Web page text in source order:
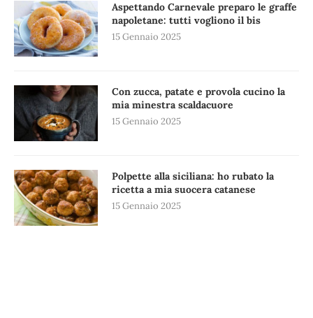
Aspettando Carnevale preparo le graffe
napoletane: tutti vogliono il bis
15 Gennaio 2025
Con zucca, patate e provola cucino la
mia minestra scaldacuore
15 Gennaio 2025
Polpette alla siciliana: ho rubato la
ricetta a mia suocera catanese
15 Gennaio 2025